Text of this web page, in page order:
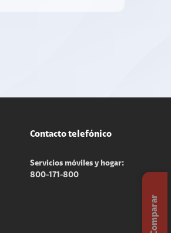
Contacto telefónico
Servicios móviles y hogar:
800-171-800